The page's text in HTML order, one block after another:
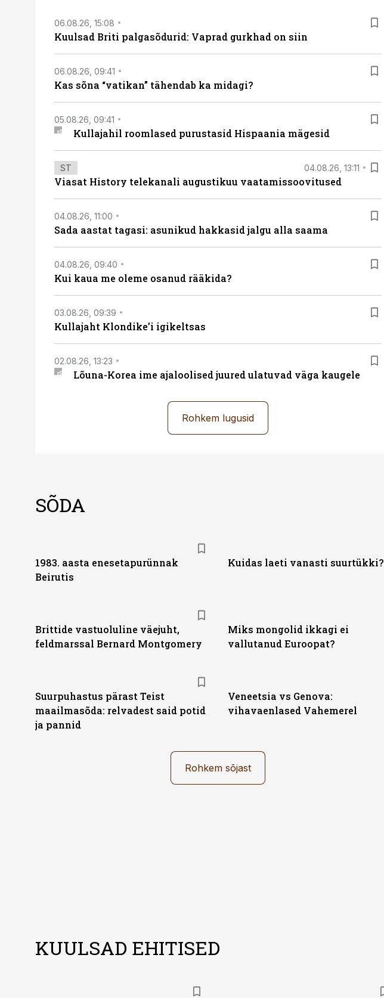
06.08.26, 15:08
Kuulsad Briti palgasõdurid: Vaprad gurkhad on siin
06.08.26, 09:41
Kas sõna “vatikan” tähendab ka midagi?
05.08.26, 09:41
Kullajahil roomlased purustasid Hispaania mägesid
ST 04.08.26, 13:11
Viasat History telekanali augustikuu vaatamissoovitused
04.08.26, 11:00
Sada aastat tagasi: asunikud hakkasid jalgu alla saama
04.08.26, 09:40
Kui kaua me oleme osanud rääkida?
03.08.26, 09:39
Kullajaht Klondike’i igikeltsas
02.08.26, 13:23
Lõuna-Korea ime ajaloolised juured ulatuvad väga kaugele
Rohkem lugusid
SÕDA
1983. aasta enesetapurünnak
Beirutis
Kuidas laeti vanasti suurtükki?
Brittide vastuoluline väejuht,
feldmarssal Bernard Montgomery
Miks mongolid ikkagi ei
vallutanud Euroopat?
Suurpuhastus pärast Teist
maailmasõda: relvadest said potid
ja pannid
Veneetsia vs Genova:
vihavaenlased Vahemerel
Rohkem sõjast
KUULSAD EHITISED